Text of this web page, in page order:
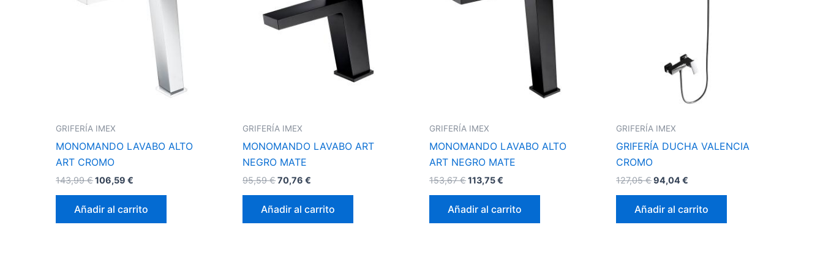
GRIFERÍA IMEX
MONOMANDO LAVABO ALTO
ART CROMO
143,99€106,59€
Añadir al carrito
GRIFERÍA IMEX
MONOMANDO LAVABO ART
NEGRO MATE
95,59€70,76€
Añadir al carrito
GRIFERÍA IMEX
MONOMANDO LAVABO ALTO
ART NEGRO MATE
153,67€113,75€
Añadir al carrito
GRIFERÍA IMEX
GRIFERÍA DUCHA VALENCIA
CROMO
127,05€94,04€
Añadir al carrito